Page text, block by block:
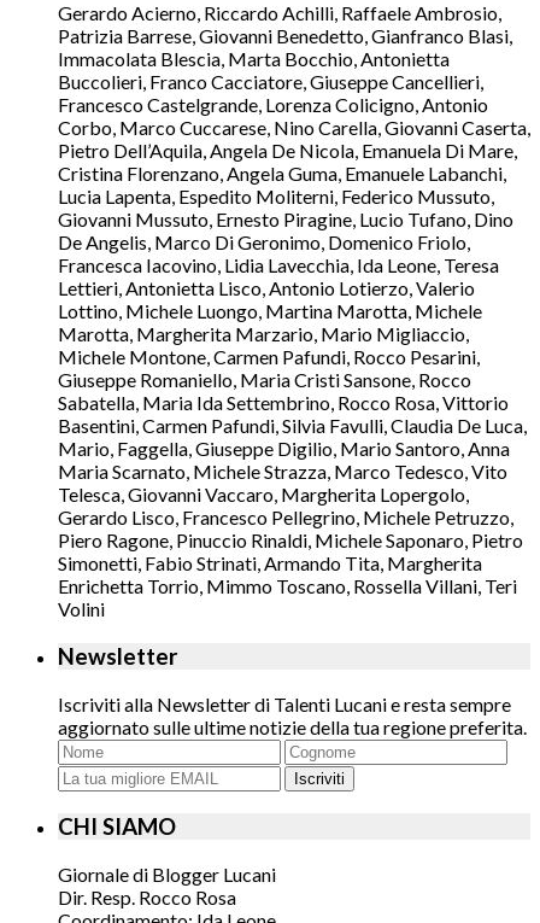
Gerardo Acierno, Riccardo Achilli, Raffaele Ambrosio,
Patrizia Barrese, Giovanni Benedetto, Gianfranco Blasi,
Immacolata Blescia, Marta Bocchio, Antonietta
Buccolieri, Franco Cacciatore, Giuseppe Cancellieri,
Francesco Castelgrande, Lorenza Colicigno, Antonio
Corbo, Marco Cuccarese, Nino Carella, Giovanni Caserta,
Pietro Dell’Aquila, Angela De Nicola, Emanuela Di Mare,
Cristina Florenzano, Angela Guma, Emanuele Labanchi,
Lucia Lapenta, Espedito Moliterni, Federico Mussuto,
Giovanni Mussuto, Ernesto Piragine, Lucio Tufano, Dino
De Angelis, Marco Di Geronimo, Domenico Friolo,
Francesca Iacovino, Lidia Lavecchia, Ida Leone, Teresa
Lettieri, Antonietta Lisco, Antonio Lotierzo, Valerio
Lottino, Michele Luongo, Martina Marotta, Michele
Marotta, Margherita Marzario, Mario Migliaccio,
Michele Montone, Carmen Pafundi, Rocco Pesarini,
Giuseppe Romaniello, Maria Cristi Sansone, Rocco
Sabatella, Maria Ida Settembrino, Rocco Rosa, Vittorio
Basentini, Carmen Pafundi, Silvia Favulli, Claudia De Luca,
Mario, Faggella, Giuseppe Digilio, Mario Santoro, Anna
Maria Scarnato, Michele Strazza, Marco Tedesco, Vito
Telesca, Giovanni Vaccaro, Margherita Lopergolo,
Gerardo Lisco, Francesco Pellegrino, Michele Petruzzo,
Piero Ragone, Pinuccio Rinaldi, Michele Saponaro, Pietro
Simonetti, Fabio Strinati, Armando Tita, Margherita
Enrichetta Torrio, Mimmo Toscano, Rossella Villani, Teri
Volini
Newsletter
Iscriviti alla Newsletter di Talenti Lucani e resta sempre
aggiornato sulle ultime notizie della tua regione preferita.
Iscriviti
CHI SIAMO
Giornale di Blogger Lucani
Dir. Resp. Rocco Rosa